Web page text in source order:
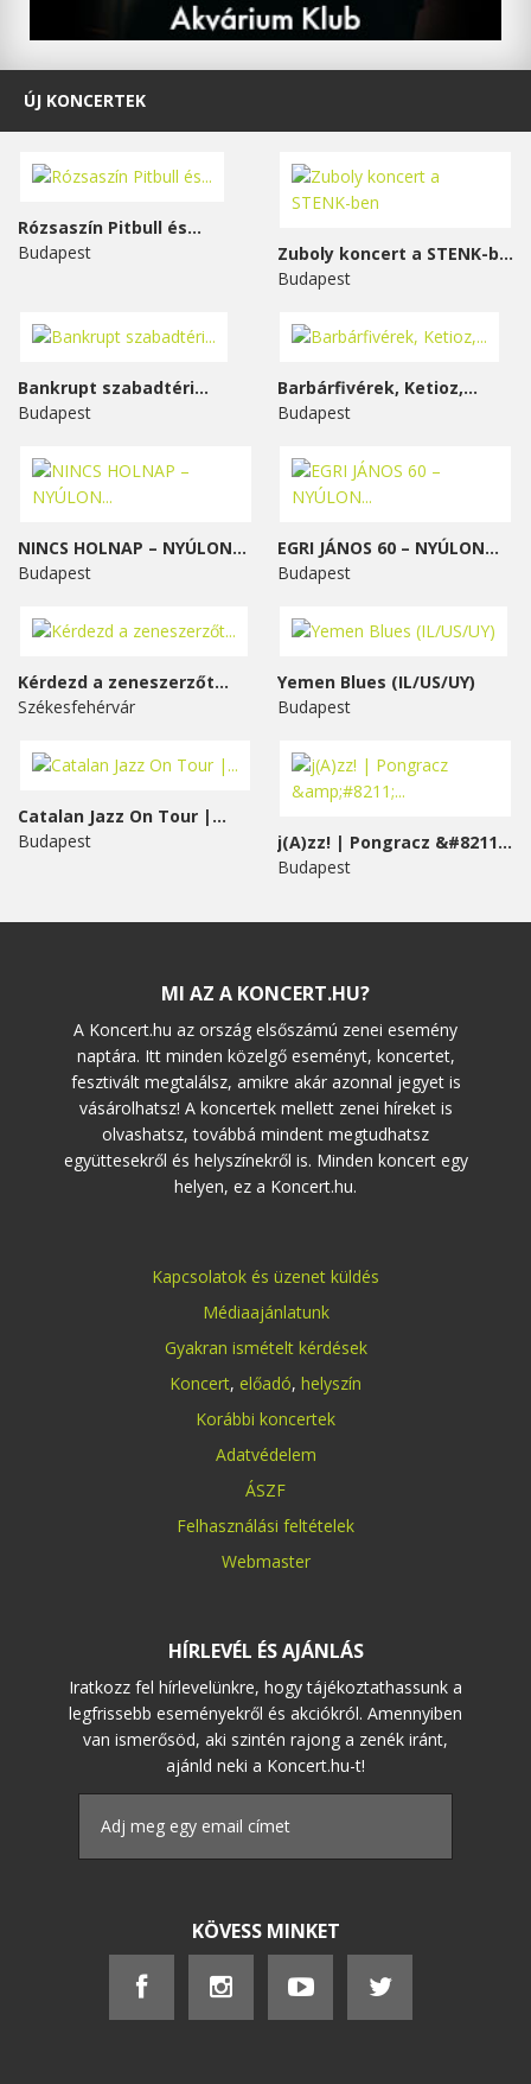
ÚJ KONCERTEK
Rózsaszín Pitbull és...
Budapest
Zuboly koncert a STENK-ben
Budapest
Bankrupt szabadtéri...
Budapest
Barbárfivérek, Ketioz,...
Budapest
NINCS HOLNAP – NYÚLON...
Budapest
EGRI JÁNOS 60 – NYÚLON...
Budapest
Kérdezd a zeneszerzőt...
Székesfehérvár
Yemen Blues (IL/US/UY)
Budapest
Catalan Jazz On Tour |...
Budapest
j(A)zz! | Pongracz &#8211;...
Budapest
MI AZ A KONCERT.HU?
A Koncert.hu az ország elsőszámú zenei esemény
naptára. Itt minden közelgő eseményt, koncertet,
fesztivált megtalálsz, amikre akár azonnal jegyet is
vásárolhatsz! A koncertek mellett zenei híreket is
olvashatsz, továbbá mindent megtudhatsz
együttesekről és helyszínekről is. Minden koncert egy
helyen, ez a Koncert.hu.
Kapcsolatok és üzenet küldés
Médiaajánlatunk
Gyakran ismételt kérdések
Koncert, előadó, helyszín
Korábbi koncertek
Adatvédelem
ÁSZF
Felhasználási feltételek
Webmaster
HÍRLEVÉL ÉS AJÁNLÁS
Iratkozz fel hírlevelünkre, hogy tájékoztathassunk a
legfrissebb eseményekről és akciókról. Amennyiben
van ismerősöd, aki szintén rajong a zenék iránt,
ajánld neki a Koncert.hu-t!
KÖVESS MINKET